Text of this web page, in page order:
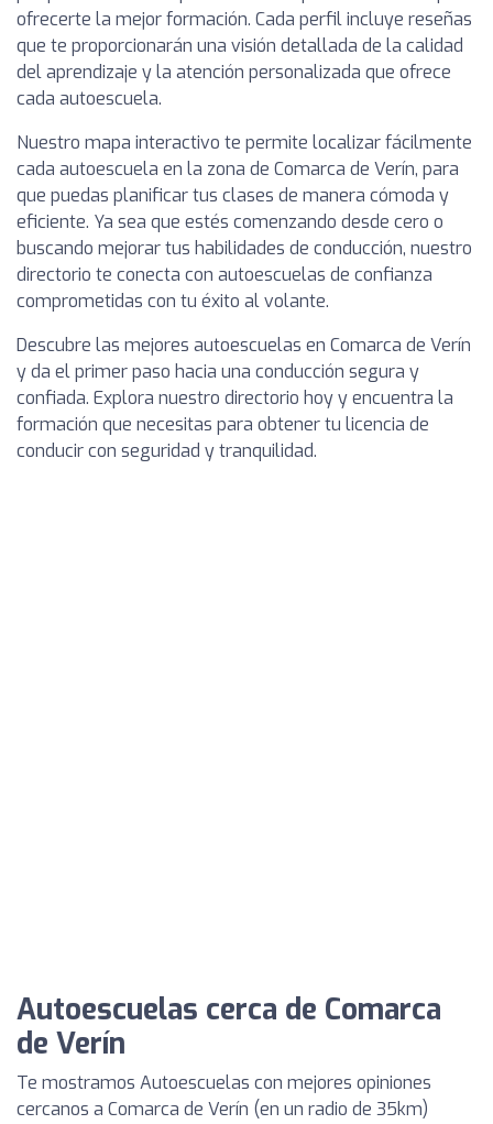
ofrecerte la mejor formación. Cada perfil incluye reseñas
que te proporcionarán una visión detallada de la calidad
del aprendizaje y la atención personalizada que ofrece
cada autoescuela.
Nuestro mapa interactivo te permite localizar fácilmente
cada autoescuela en la zona de Comarca de Verín, para
que puedas planificar tus clases de manera cómoda y
eficiente. Ya sea que estés comenzando desde cero o
buscando mejorar tus habilidades de conducción, nuestro
directorio te conecta con autoescuelas de confianza
comprometidas con tu éxito al volante.
Descubre las mejores autoescuelas en Comarca de Verín
y da el primer paso hacia una conducción segura y
confiada. Explora nuestro directorio hoy y encuentra la
formación que necesitas para obtener tu licencia de
conducir con seguridad y tranquilidad.
Autoescuelas cerca de Comarca
de Verín
Te mostramos Autoescuelas con mejores opiniones
cercanos a Comarca de Verín (en un radio de 35km)